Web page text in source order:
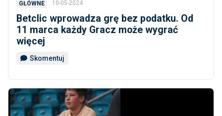
GŁÓWNE 10-05-2024
Betclic wprowadza grę bez podatku. Od
11 marca każdy Gracz może wygrać
więcej
Skomentuj